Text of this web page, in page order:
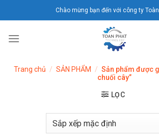
đến
dung
Chào mừng bạn đến với công ty
Trang chủ / SẢN PHẨM / Sản phẩm được
chuối cây”
LỌC